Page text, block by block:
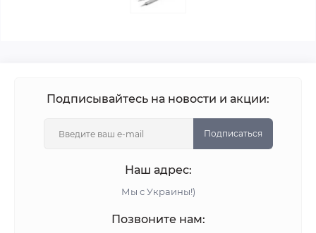
Подписывайтесь на новости и акции:
Подписаться
Наш адрес:
Мы с Украины!)
Позвоните нам: